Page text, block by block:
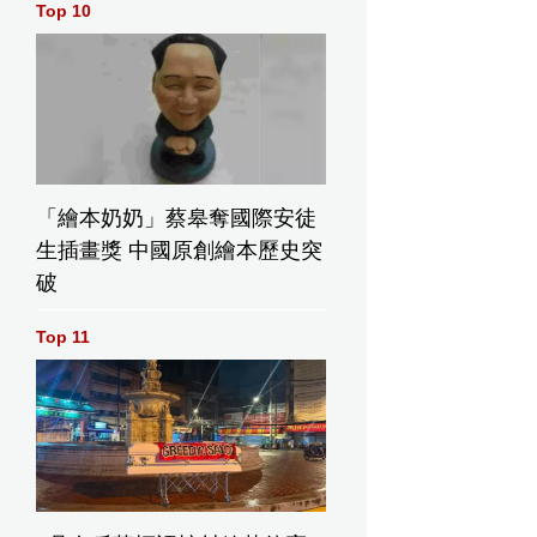
Top 10
「繪本奶奶」蔡皋奪國際安徒
生插畫獎 中國原創繪本歷史突
破
Top 11